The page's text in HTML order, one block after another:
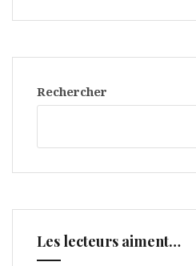
Rechercher
Les lecteurs aiment…